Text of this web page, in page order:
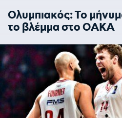
Ολυμπιακός: Το
το βλέμμα στο ΟΑΚΑ